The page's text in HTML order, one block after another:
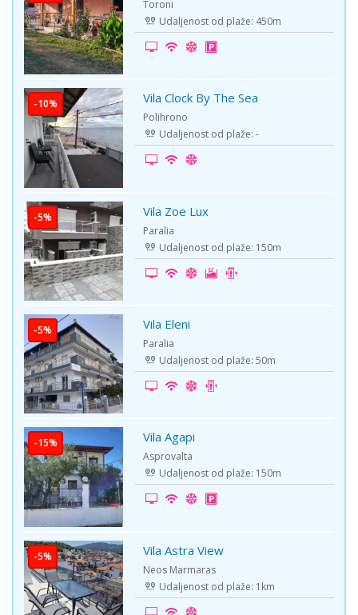
Toroni
Udaljenost od plaže: 450m
-10% Vila Clock By The Sea
Polihrono
Udaljenost od plaže: -
-5% Vila Zoe Lux
Paralia
Udaljenost od plaže: 150m
-5% Vila Eleni
Paralia
Udaljenost od plaže: 50m
-15% Vila Agapi
Asprovalta
Udaljenost od plaže: 150m
-5% Vila Astra View
Neos Marmaras
Udaljenost od plaže: 1km